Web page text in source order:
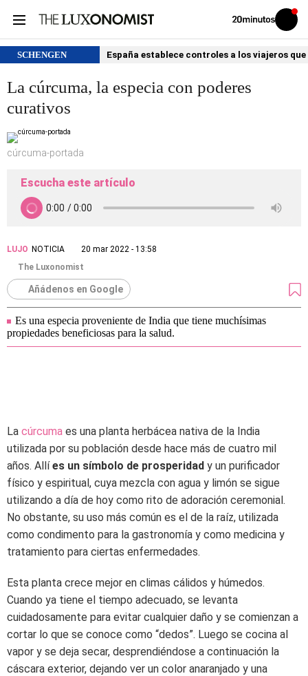
Volver
Iniciar
sesión
SCHENGEN España establece controles a los viajeros
La cúrcuma, la especia con poderes
curativos
cúrcuma-portada
Escucha este artículo
LUJO NOTICIA
20 mar 2022 - 13:58
The Luxonomist
Añádenos en Google
Es una especia proveniente de India que tiene muchísimas
propiedades beneficiosas para la salud.
La cúrcuma es una planta herbácea nativa de la India
utilizada por su población desde hace más de cuatro mil
años. Allíes un símbolo de prosperidad y un purificador
físico y espiritual, cuya mezcla con agua y limón se sigue
utilizando a día de hoy como rito de adoración ceremonial.
No obstante, su uso más común es el de la raíz, utilizada
como condimento para la gastronomía y como medicina y
tratamiento para ciertas enfermedades.
Esta planta crece mejor en climas cálidos y húmedos.
Cuando ya tiene el tiempo adecuado, se levanta
cuidadosamente para evitar cualquier daño y se comienzan a
cortar lo que se conoce como “dedos”. Luego se cocina al
vapor y se deja secar, desprendiéndose a continuación la
cáscara exterior, dejando ver un color anaranjado y una